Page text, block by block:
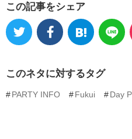
この記事をシェア
このネタに対するタグ
PARTY INFO Fukui
Day